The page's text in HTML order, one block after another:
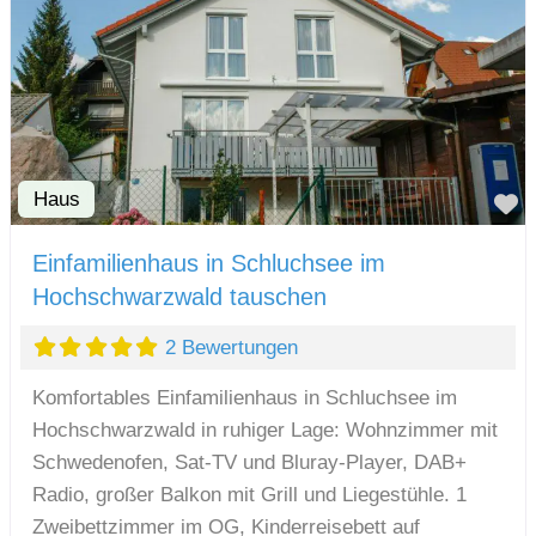
Haus
Einfamilienhaus in Schluchsee im
Hochschwarzwald tauschen
2 Bewertungen
Komfortables Einfamilienhaus in Schluchsee im
Hochschwarzwald in ruhiger Lage: Wohnzimmer mit
Schwedenofen, Sat-TV und Bluray-Player, DAB+
Radio, großer Balkon mit Grill und Liegestühle. 1
Zweibettzimmer im OG, Kinderreisebett auf